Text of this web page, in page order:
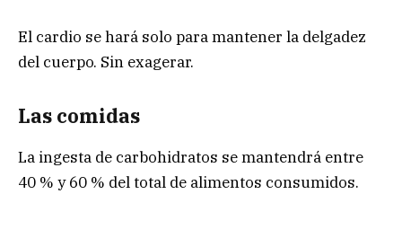
El cardio se hará solo para mantener la delgadez
del cuerpo. Sin exagerar.
Las comidas
La ingesta de carbohidratos se mantendrá entre
40 % y 60 % del total de alimentos consumidos.